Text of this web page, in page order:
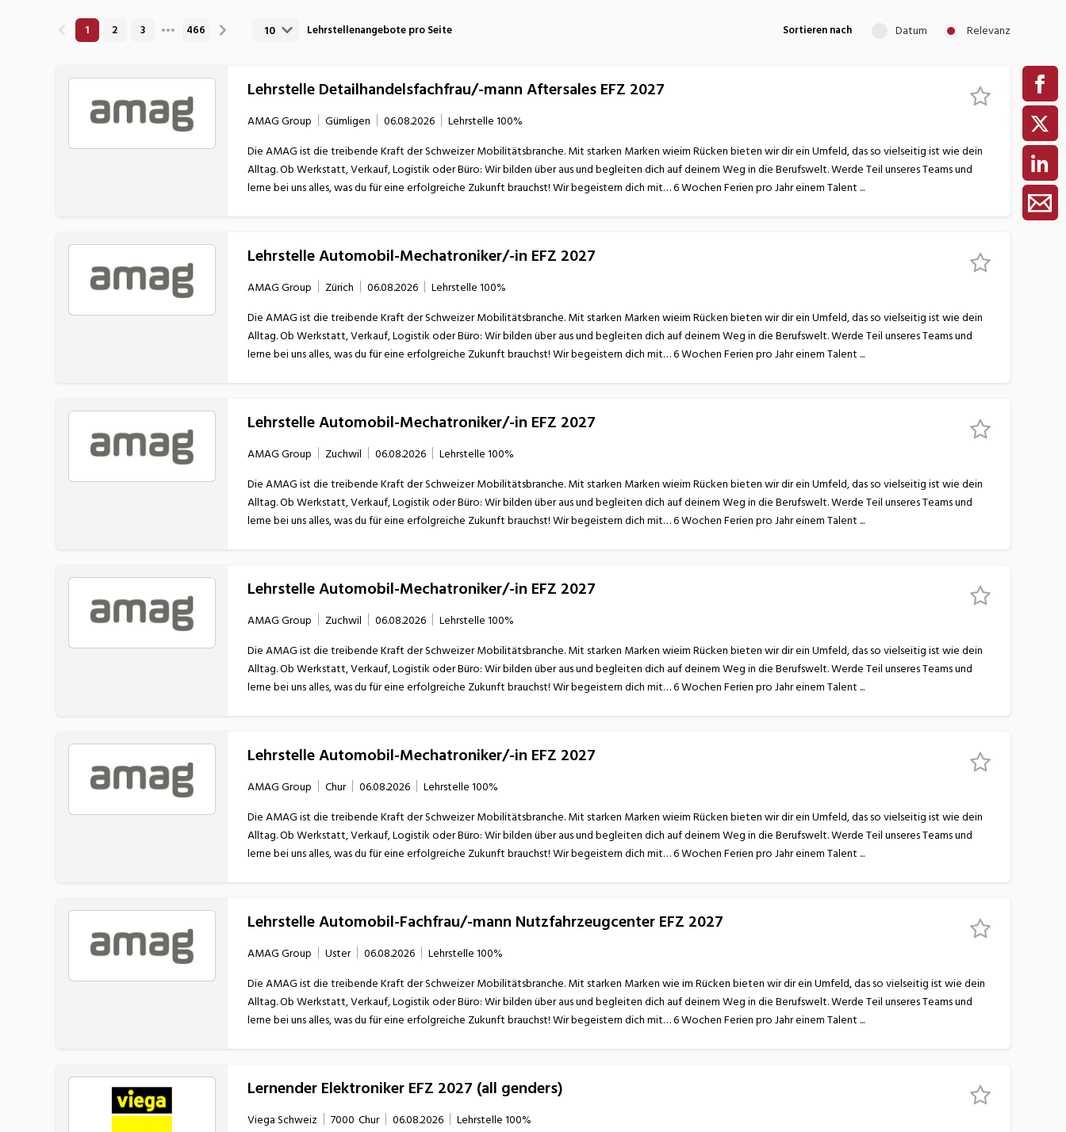
1 2 3 466 10 Lehrstellenangebote pro Seite Sortieren nach Datum Relevanz
Lehrstelle Detailhandelsfachfrau/-mann Aftersales EFZ 2027
AMAG Group Gümligen 06.08.2026 Lehrstelle100%
Die AMAG ist die treibende Kraft der Schweizer Mobilitätsbranche. Mit starken Marken wieim Rücken bieten wir dir ein Umfeld, das so vielseitig ist wie dein
Alltag. Ob Werkstatt, Verkauf, Logistik oder Büro: Wir bilden über aus und begleiten dich auf deinem Weg in die Berufswelt. Werde Teil unseres Teams und
lerne bei uns alles, was du für eine erfolgreiche Zukunft brauchst! Wir begeistern dich mit… 6 Wochen Ferien pro Jahr einem Talent ...
Lehrstelle Automobil-Mechatroniker/-in EFZ 2027
AMAG Group Zürich 06.08.2026 Lehrstelle100%
Die AMAG ist die treibende Kraft der Schweizer Mobilitätsbranche. Mit starken Marken wieim Rücken bieten wir dir ein Umfeld, das so vielseitig ist wie dein
Alltag. Ob Werkstatt, Verkauf, Logistik oder Büro: Wir bilden über aus und begleiten dich auf deinem Weg in die Berufswelt. Werde Teil unseres Teams und
lerne bei uns alles, was du für eine erfolgreiche Zukunft brauchst! Wir begeistern dich mit… 6 Wochen Ferien pro Jahr einem Talent ...
Lehrstelle Automobil-Mechatroniker/-in EFZ 2027
AMAG Group Zuchwil 06.08.2026 Lehrstelle100%
Die AMAG ist die treibende Kraft der Schweizer Mobilitätsbranche. Mit starken Marken wieim Rücken bieten wir dir ein Umfeld, das so vielseitig ist wie dein
Alltag. Ob Werkstatt, Verkauf, Logistik oder Büro: Wir bilden über aus und begleiten dich auf deinem Weg in die Berufswelt. Werde Teil unseres Teams und
lerne bei uns alles, was du für eine erfolgreiche Zukunft brauchst! Wir begeistern dich mit… 6 Wochen Ferien pro Jahr einem Talent ...
Lehrstelle Automobil-Mechatroniker/-in EFZ 2027
AMAG Group Zuchwil 06.08.2026 Lehrstelle100%
Die AMAG ist die treibende Kraft der Schweizer Mobilitätsbranche. Mit starken Marken wieim Rücken bieten wir dir ein Umfeld, das so vielseitig ist wie dein
Alltag. Ob Werkstatt, Verkauf, Logistik oder Büro: Wir bilden über aus und begleiten dich auf deinem Weg in die Berufswelt. Werde Teil unseres Teams und
lerne bei uns alles, was du für eine erfolgreiche Zukunft brauchst! Wir begeistern dich mit… 6 Wochen Ferien pro Jahr einem Talent ...
Lehrstelle Automobil-Mechatroniker/-in EFZ 2027
AMAG Group Chur 06.08.2026 Lehrstelle100%
Die AMAG ist die treibende Kraft der Schweizer Mobilitätsbranche. Mit starken Marken wieim Rücken bieten wir dir ein Umfeld, das so vielseitig ist wie dein
Alltag. Ob Werkstatt, Verkauf, Logistik oder Büro: Wir bilden über aus und begleiten dich auf deinem Weg in die Berufswelt. Werde Teil unseres Teams und
lerne bei uns alles, was du für eine erfolgreiche Zukunft brauchst! Wir begeistern dich mit… 6 Wochen Ferien pro Jahr einem Talent ...
Lehrstelle Automobil-Fachfrau/-mann Nutzfahrzeugcenter EFZ 2027
AMAG Group Uster 06.08.2026 Lehrstelle100%
Die AMAG ist die treibende Kraft der Schweizer Mobilitätsbranche. Mit starken Marken wie im Rücken bieten wir dir ein Umfeld, das so vielseitig ist wie dein
Alltag. Ob Werkstatt, Verkauf, Logistik oder Büro: Wir bilden über aus und begleiten dich auf deinem Weg in die Berufswelt. Werde Teil unseres Teams und
lerne bei uns alles, was du für eine erfolgreiche Zukunft brauchst! Wir begeistern dich mit… 6 Wochen Ferien pro Jahr einem Talent ...
Lernender Elektroniker EFZ 2027 (all genders)
Viega Schweiz 7000 Chur 06.08.2026 Lehrstelle100%